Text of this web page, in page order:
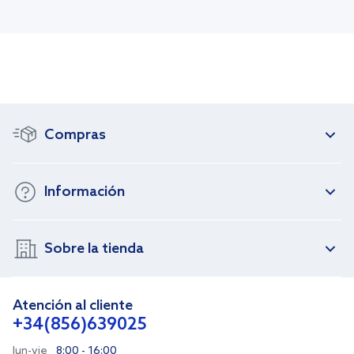
Compras
Información
Sobre la tienda
Atención al cliente
+34(856)639025